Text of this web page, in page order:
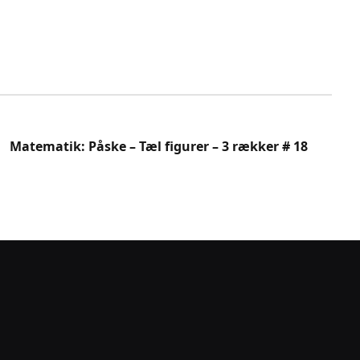
Matematik: Påske – Tæl figurer – 3 rækker # 18